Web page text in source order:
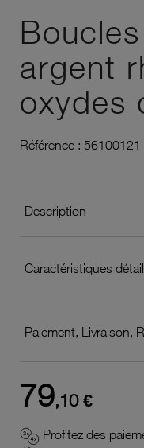
argent
oxydes
Référence : 56100121
Description
Caractéristiques
Paiement, Livraison,
79,10 €
Profitez des